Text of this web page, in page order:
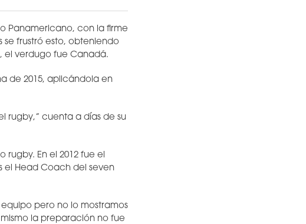
Panamericano, con la firme
se frustró esto, obteniendo
el verdugo fue Canadá.
de 2015, aplicándola en
rugby,” cuenta a días de su
En el 2012 fue el
el Head Coach del seven
pero no lo mostramos
la preparación no fue